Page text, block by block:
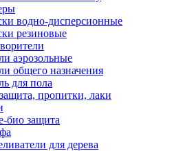
водно-дисперсионные
резиновые
аэрозольные
общего назначения
для пола
пропитки, лаки
био защита
для дерева